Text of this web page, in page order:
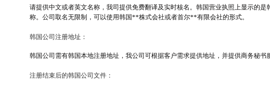
请提供中文或者英文名称，我司提供免费翻译及实时核名。韩国营业执照上显示的是
称。公司取名无限制，可以使用韩国**株式会社或者首尔**有限会社的形式。
韩国公司注册地址：
韩国公司需有韩国本地注册地址，我公司可根据客户需求提供地址，并提供商务秘书
注册结束后的韩国公司文件：